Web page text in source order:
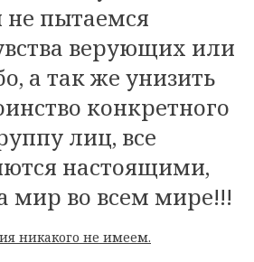
пытаемся
верующих или
а так же унизить
конкретного
лиц, все
настоящими,
мир во всем мире!!!
никакого не имеем.